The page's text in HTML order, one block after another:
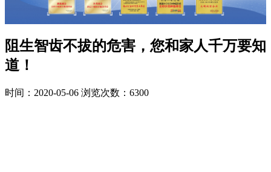
阻生智齿不拔的危害，您和家人千万要知
道！
时间：2020-05-06 浏览次数：6300